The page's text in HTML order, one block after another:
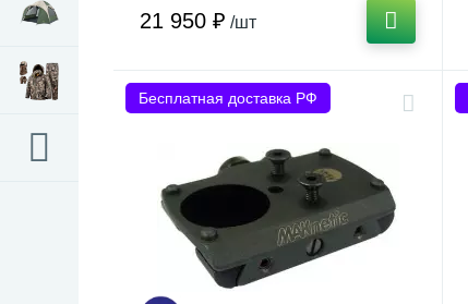
21 950 ₽ /шт
Бесплатная доставка РФ